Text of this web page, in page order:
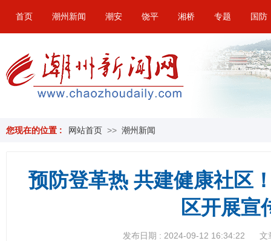
首页 潮州新闻 潮安 饶平 湘桥 专题 国防
您现在的位置 : 网站首页 >> 潮州新闻
预防登革热 共建健康社区
区开展宣
发布日期 : 2024-09-12 16:34:22 文